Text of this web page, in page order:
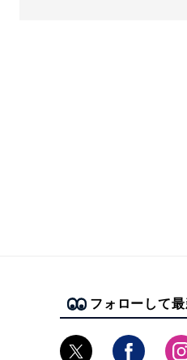
フォローして